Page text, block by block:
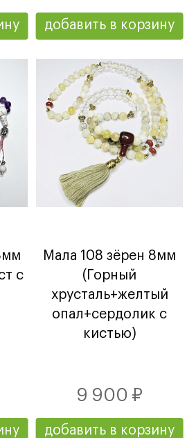
добавить в корзину
с
Мала 108 зёрен 8мм
(Горный
хрусталь+желтый
опал+сердолик с
кистью)
9 900 ₽
добавить в корзину